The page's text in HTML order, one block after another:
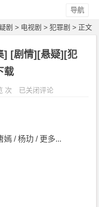
导航
剧 > 电视剧 >犯罪剧 > 正文
] [剧情][悬疑][犯
载
次
《人
0
已关闭评论
嫣 / 杨玏 / 更多...